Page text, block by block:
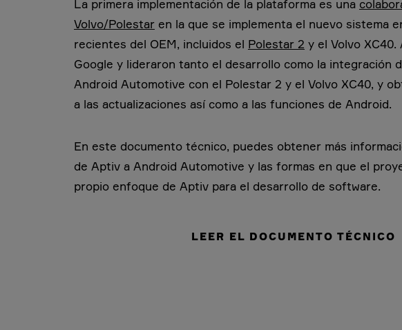
La primera implementación de la plataforma es una
Volvo/Polestar en la que se implementa el nuevo sistema
recientes del OEM, incluidos el Polestar 2 y el Volvo
Google y lideraron tanto el desarrollo como la integración
Android Automotive con el Polestar 2 y el Volvo XC40, y
a las actualizaciones así como a las funciones de Android.
En este documento técnico, puedes obtener más
de Aptiv a Android Automotive y las formas en que el
propio enfoque de Aptiv para el desarrollo de software.
LEER EL DOCUMENTO TÉCNICO